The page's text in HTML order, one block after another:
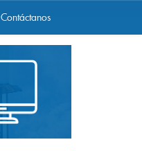
Contáctanos